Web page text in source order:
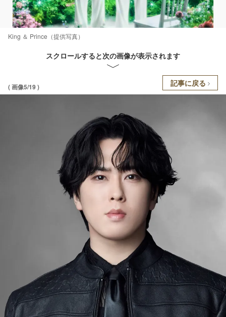
King ＆ Prince（提供写真）
スクロールすると次の画像が表示されます
( 画像5/19 ) 記事に戻る